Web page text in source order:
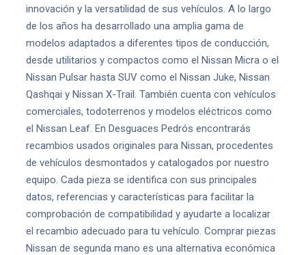
innovación y la versatilidad de sus vehículos. A lo largo
de los años ha desarrollado una amplia gama de
modelos adaptados a diferentes tipos de conducción,
desde utilitarios y compactos como el Nissan Micra o el
Nissan Pulsar hasta SUV como el Nissan Juke, Nissan
Qashqai y Nissan X-Trail. También cuenta con vehículos
comerciales, todoterrenos y modelos eléctricos como
el Nissan Leaf. En Desguaces Pedrós encontrarás
recambios usados originales para Nissan, procedentes
de vehículos desmontados y catalogados por nuestro
equipo. Cada pieza se identifica con sus principales
datos, referencias y características para facilitar la
comprobación de compatibilidad y ayudarte a localizar
el recambio adecuado para tu vehículo. Comprar piezas
Nissan de segunda mano es una alternativa económica